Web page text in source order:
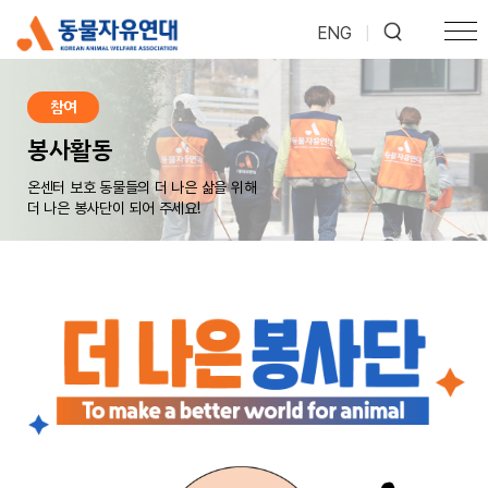
ENG
참여
봉사활동
온센터 보호 동물들의 더 나은 삶을 위해
더 나은 봉사단이 되어 주세요!